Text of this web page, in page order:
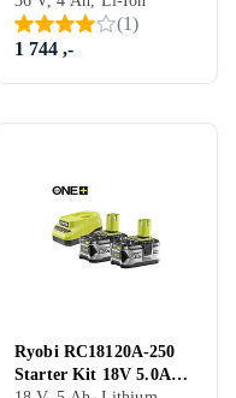
(1)
1 744 ,-
Ryobi RC18120A-250
Starter Kit 18V 5.0Ah